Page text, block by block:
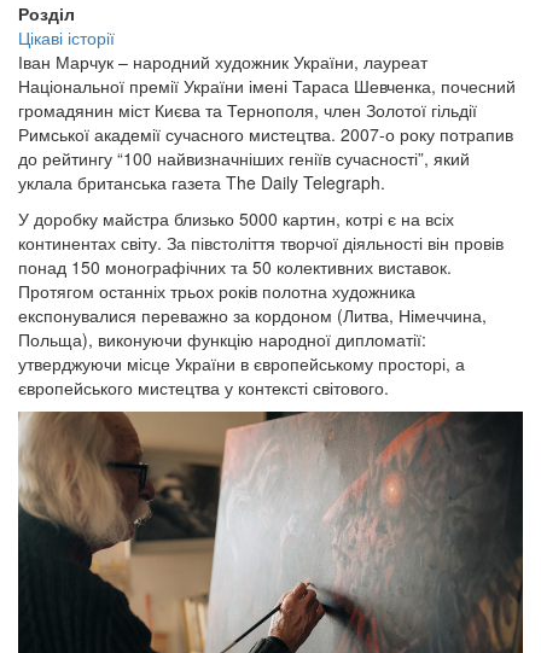
Розділ
Цікаві історії
Іван Марчук – народний художник України, лауреат
Національної премії України імені Тараса Шевченка, почесний
громадянин міст Києва та Тернополя, член Золотої гільдії
Римської академії сучасного мистецтва. 2007-о року потрапив
до рейтингу “100 найвизначніших геніїв сучасності”, який
уклала британська газета The Daily Telegraph.
У доробку майстра близько 5000 картин, котрі є на всіх
континентах світу. За півстоліття творчої діяльності він провів
понад 150 монографічних та 50 колективних виставок.
Протягом останніх трьох років полотна художника
експонувалися переважно за кордоном (Литва, Німеччина,
Польща), виконуючи функцію народної дипломатії:
утверджуючи місце України в європейському просторі, а
європейського мистецтва у контексті світового.